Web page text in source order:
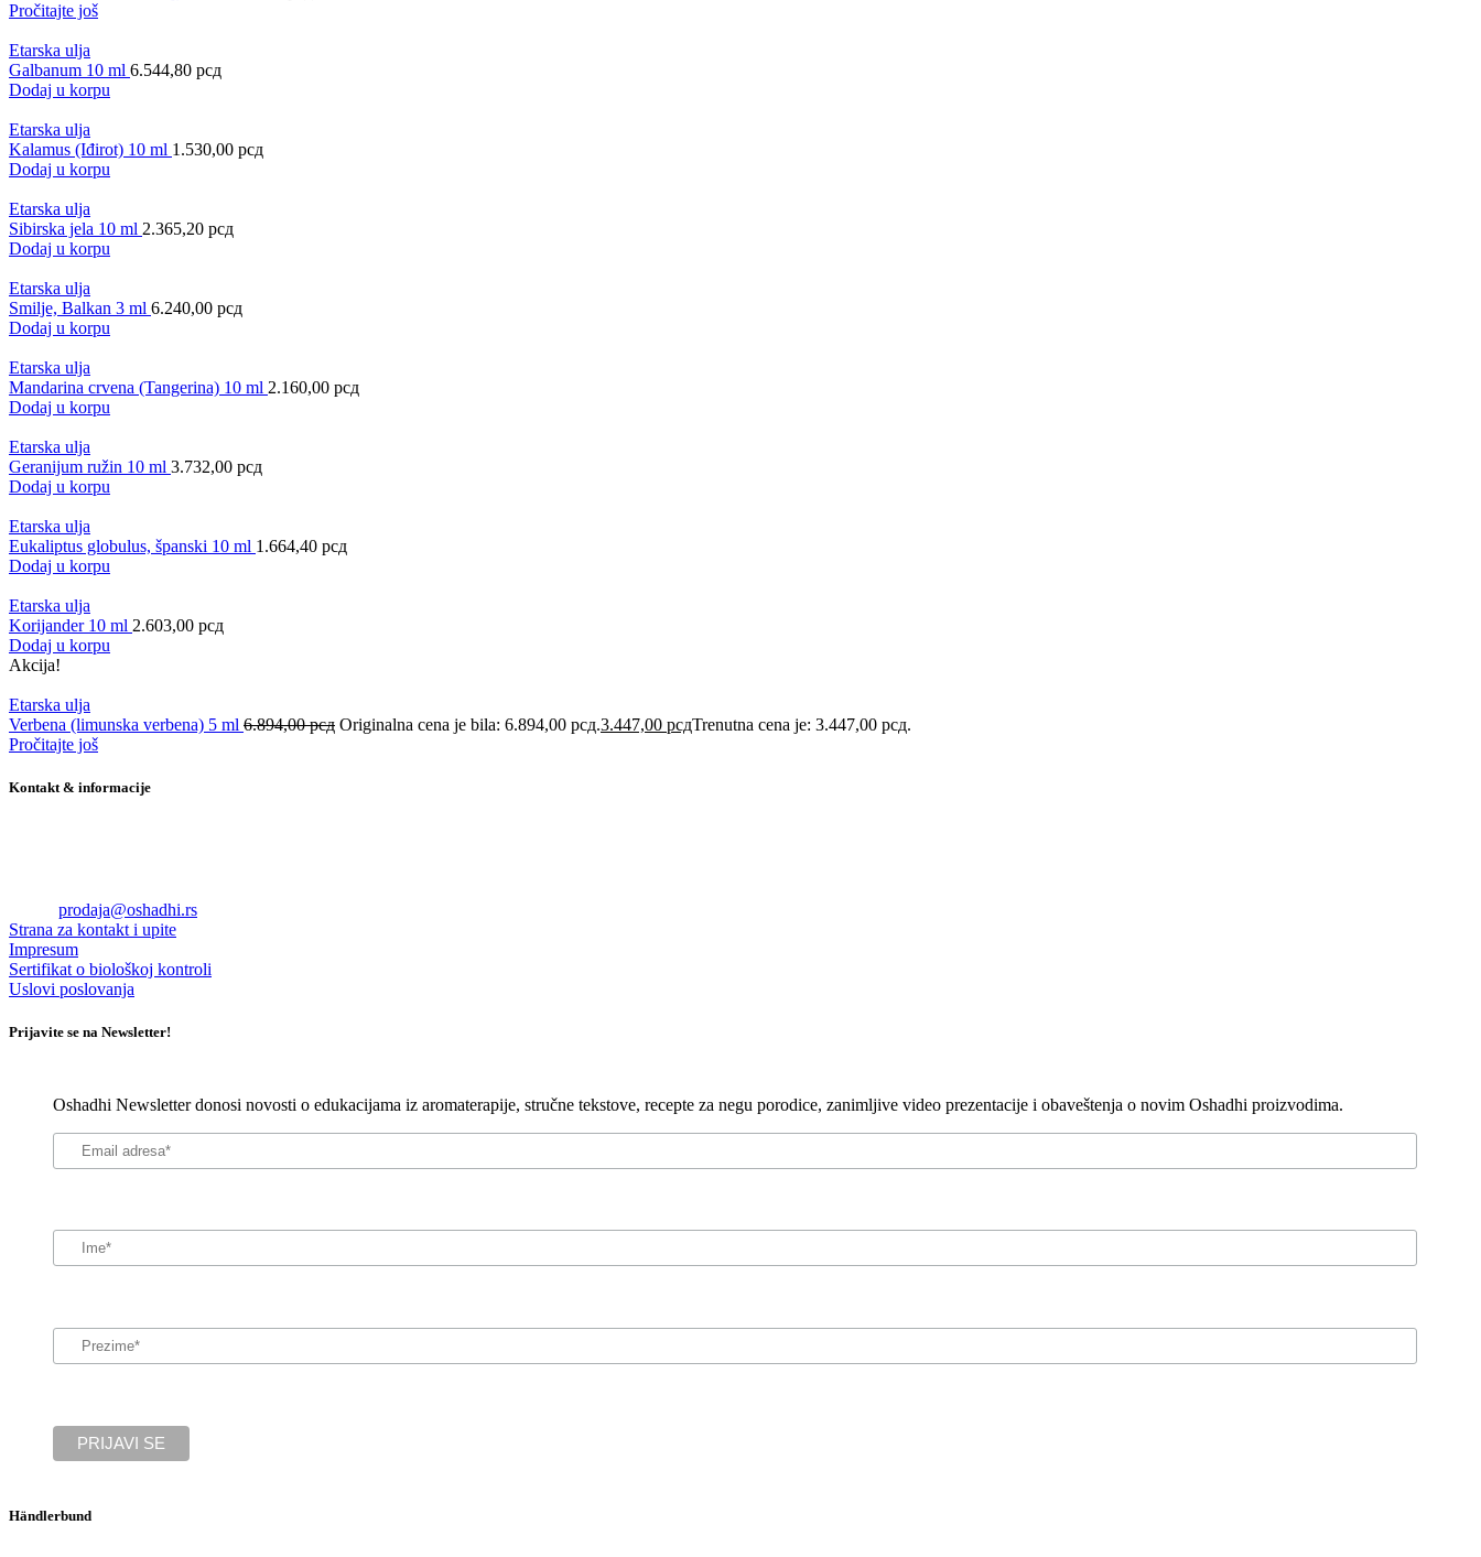
Pročitajte još
Etarska ulja
Galbanum 10 ml 6.544,80 рсд
Dodaj u korpu
Etarska ulja
Kalamus (Iđirot) 10 ml 1.530,00 рсд
Dodaj u korpu
Etarska ulja
Sibirska jela 10 ml 2.365,20 рсд
Dodaj u korpu
Etarska ulja
Smilje, Balkan 3 ml 6.240,00 рсд
Dodaj u korpu
Etarska ulja
Mandarina crvena (Tangerina) 10 ml 2.160,00 рсд
Dodaj u korpu
Etarska ulja
Geranijum ružin 10 ml 3.732,00 рсд
Dodaj u korpu
Etarska ulja
Eukaliptus globulus, španski 10 ml 1.664,40 рсд
Dodaj u korpu
Etarska ulja
Korijander 10 ml 2.603,00 рсд
Dodaj u korpu
Akcija!
Etarska ulja
Verbena (limunska verbena) 5 ml 6.894,00рсд Originalna cena je bila: 6.894,00 рсд.3.447,00 рсдTrenutna cena je: 3.447,00 рсд.
Pročitajte još
Kontakt & informacije
prodaja@oshadhi.rs
Strana za kontakt i upite
Impresum
Sertifikat o biološkoj kontroli
Uslovi poslovanja
Prijavite se na Newsletter!
Oshadhi Newsletter donosi novosti o edukacijama iz aromaterapije, stručne tekstove, recepte za negu porodice, zanimljive video prezentacije i obaveštenja o novim Oshadhi proizvodima.
Händlerbund